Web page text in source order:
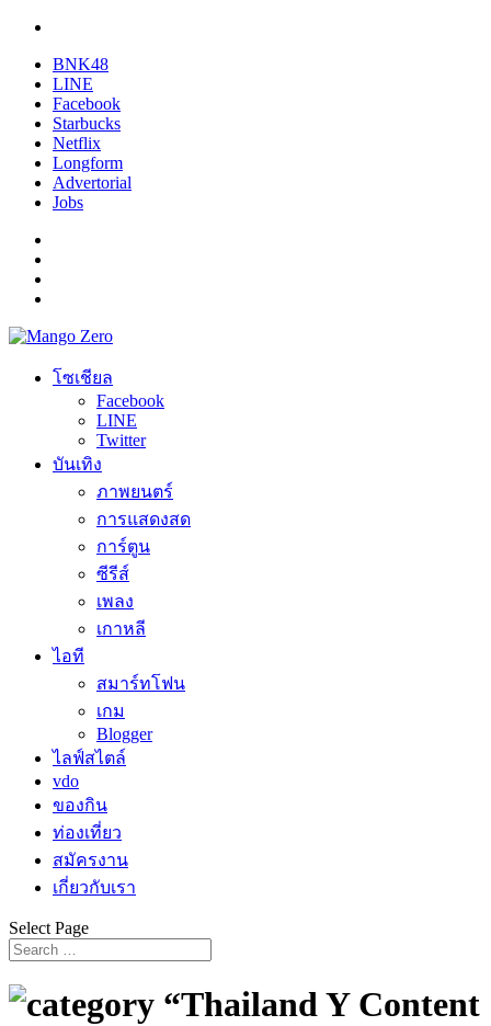
BNK48
LINE
Facebook
Starbucks
Netflix
Longform
Advertorial
Jobs
โซเชียล
Facebook
LINE
Twitter
บันเทิง
ภาพยนตร์
การแสดงสด
การ์ตูน
ซีรีส์
เพลง
เกาหลี
ไอที
สมาร์ทโฟน
เกม
Blogger
ไลฟ์สไตล์
vdo
ของกิน
ท่องเที่ยว
สมัครงาน
เกี่ยวกับเรา
Select Page
“Thailand Y Content